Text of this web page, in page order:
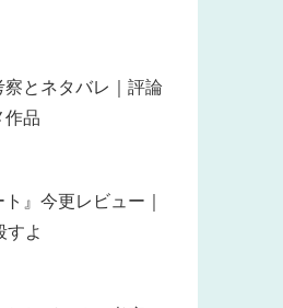
察とネタバレ｜評論
作品
』今更レビュー｜
すよ